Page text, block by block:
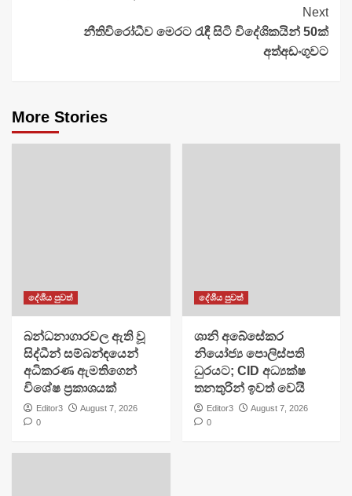
Next
නීතිවිරෝධීව මෙරට රැඳී සිටි විදේශිකයින් 50ක්
අත්අඩංගුවට
More Stories
දේශීය පුවත්
බන්ධනාගාරවල ඇති වූ
සිද්ධීන් සම්බන්ඳයෙන්
අධිකරණ ඇමතිගෙන්
විශේෂ ප්‍රකාශයක්
Editor3
August 7, 2026
0
දේශීය පුවත්
ශානි අබේසේකර
නියෝජ්‍ය පොලිස්පති
ධුරයට; CID අධ්‍යක්ෂ
තනතුරින් ඉවත් වෙයි
Editor3
August 7, 2026
0